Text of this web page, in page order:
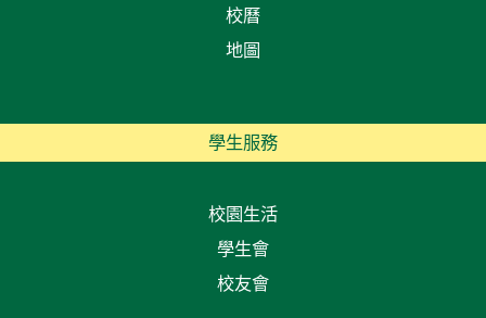
校曆
地圖
學生服務
校園生活
學生會
校友會